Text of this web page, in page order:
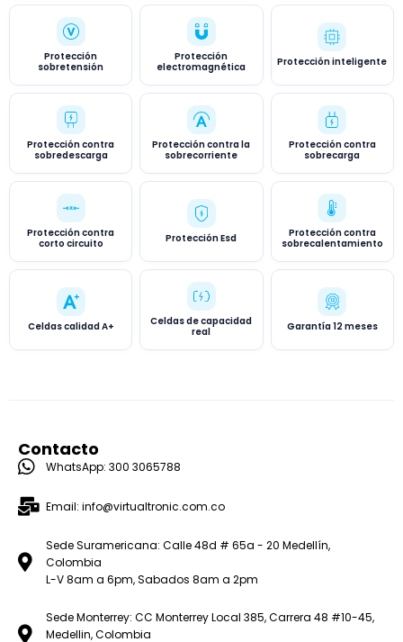
Protección
sobretensión
Protección
electromagnética
Protección inteligente
Protección contra
sobredescarga
Protección contra la
sobrecorriente
Protección contra
sobrecarga
Protección contra
corto circuito
Protección Esd
Protección contra
sobrecalentamiento
Celdas calidad A+
Celdas de capacidad
real
Garantía 12 meses
Contacto
WhatsApp: 300 3065788
Email: info@virtualtronic.com.co
Sede Suramericana: Calle 48d # 65a - 20 Medellín,
Colombia
L-V 8am a 6pm, Sabados 8am a 2pm
Sede Monterrey: CC Monterrey Local 385, Carrera 48 #10-45,
Medellin, Colombia